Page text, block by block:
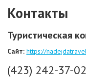
Контакты
Туристическая
Сайт: https://
(423) 242-37-02